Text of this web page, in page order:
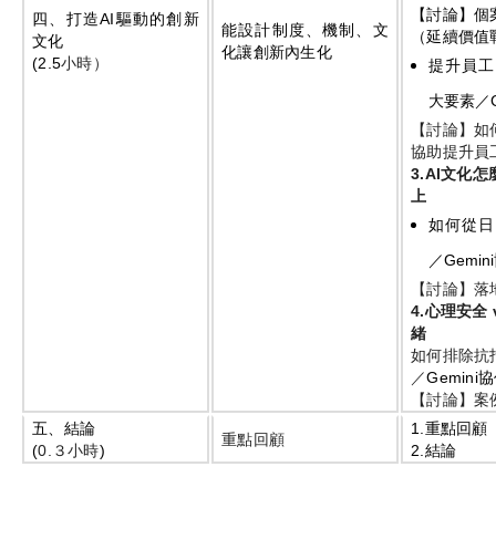
四、打造AI驅動的創新
文化
(2.5小時）
能設計制度、機制、文
化讓創新內生化
【討論】
（延續價
提升員
大要素／
【討論】
協助提升員
3.AI文化怎
上
如何從
／Gemini
【討論】
4.心理安全
緒
如何排除抗
／Gemini
【討論】
五、結論
(0. ３小時)
重點回顧
1.重點回顧
2.結論